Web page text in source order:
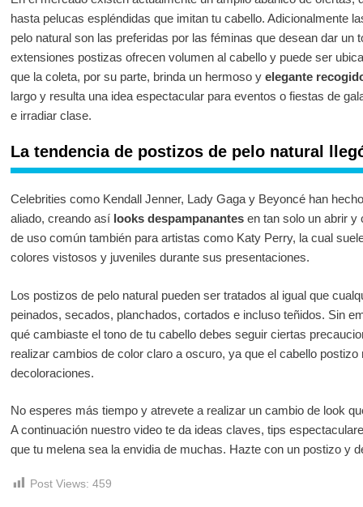
hasta pelucas espléndidas que imitan tu cabello. Adicionalmente
pelo natural son las preferidas por las féminas que desean dar un
extensiones postizas ofrecen volumen al cabello y puede ser
que la coleta, por su parte, brinda un hermoso y elegante
largo y resulta una idea espectacular para eventos o fiestas de
e irradiar clase.
La tendencia de postizos de pelo natural
Celebrities como Kendall Jenner, Lady Gaga y Beyoncé han
aliado, creando así looks despampanantesen tan solo un abrir y
de uso común también para artistas como Katy Perry, la cual
colores vistosos y juveniles durante sus presentaciones.
Los postizos de pelo natural pueden ser tratados al igual que
peinados, secados, planchados, cortados e incluso teñidos. Sin
qué cambiaste el tono de tu cabello debes seguir ciertas
realizar cambios de color claro a oscuro, ya que el cabello postizo
decoloraciones.
No esperes más tiempo y atrevete a realizar un cambio de look
A continuación nuestro video te da ideas claves, tips
que tu melena sea la envidia de muchas. Hazte con un postizo y
Post Views: 459